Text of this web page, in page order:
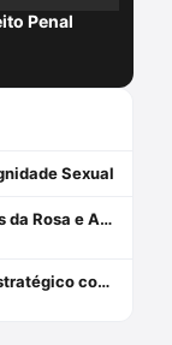
Penal
Sexual
IA Criminal Player com Alexandre Morais da Rosa e André Necchio
Estudos sobre Guia do Processo Penal Estratégico com Alexandre Morais da Rosa e André Necchio